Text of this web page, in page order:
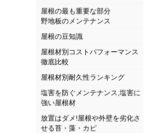
屋根の最も重要な部分
野地板のメンテナンス
屋根の豆知識
屋根材別コストパフォーマンス
徹底比較
屋根材別耐久性ランキング
塩害を防ぐメンテナンス,塩害に
強い屋根材
放置はダメ!屋根や外壁を劣化さ
せる苔・藻・カビ